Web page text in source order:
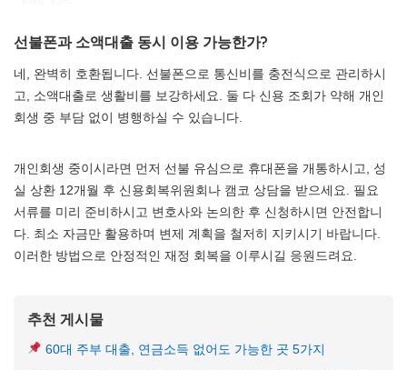
선불폰과 소액대출 동시 이용 가능한가?
네, 완벽히 호환됩니다. 선불폰으로 통신비를 충전식으로 관리하시
고, 소액대출로 생활비를 보강하세요. 둘 다 신용 조회가 약해 개인
회생 중 부담 없이 병행하실 수 있습니다.
개인회생 중이시라면 먼저 선불 유심으로 휴대폰을 개통하시고, 성
실 상환 12개월 후 신용회복위원회나 캠코 상담을 받으세요. 필요
서류를 미리 준비하시고 변호사와 논의한 후 신청하시면 안전합니
다. 최소 자금만 활용하며 변제 계획을 철저히 지키시기 바랍니다.
이러한 방법으로 안정적인 재정 회복을 이루시길 응원드려요.
추천 게시물
60대 주부 대출, 연금소득 없어도 가능한 곳 5가지